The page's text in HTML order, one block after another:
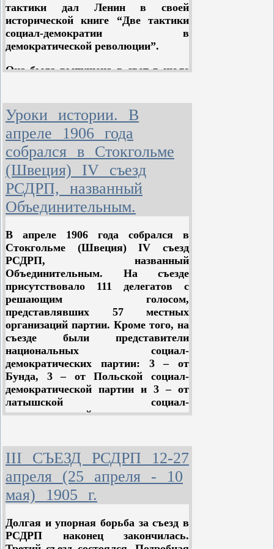
тактики дал Ленин в своей
исторической книге “Две тактики
социал-демократии в
демократической революции”.
Она была выпущена в свет в июле
заглавиям книги, можно было
подумать, что Ленин касается в ней
вопросов тактики только лишь
периода буржуазно-демократической
революции и имеет в виду только
русских меньшевиков. На самом
деле, критикуя тактику
меньшевиков, он разоблачал вместе
с тем тактику международного
тактику марксистов в период
буржуазной революции и проводя
разницу между революцией
буржуазной и революцией
социалистической, – он
сформулировал вместе с тем основы
марксистской тактики в период
перехода от революции буржуазной
к революции социалистической.
Вот основные тактические
положения, развитые Лениным в
его брошюре “Две тактики социал-
демократии в демократической
революции”.
положением, пронизывающим
книгу Ленина, является идея о том,
что пролетариат может и должен
бытьвождем
демократической революции,
руководителем
буржуазно-
демократической революции в
России.
Уроки истории. В
апреле 1906 года
собрался в Стокгольме
(Швеция) IV съезд
РСДРП, названный
Объединительным.
В апреле 1906 года собрался в
Стокгольме (Швеция) IV съезд
РСДРП, названный
Объединительным. На съезде
присутствовало 111 делегатов с
решающим голосом,
представлявших 57 местных
организаций партии. Кроме того, на
съезде были представители
национальных социал-
демократических партии: 3 – от
Бунда, 3 – от Польской социал-
демократической партии и 3 – от
латышской социал-
демократической организации.
большевистских организаций во
время и после декабрьского
восстания не все они могли послать
делегатов. Кроме того, меньшевики
в “дни свободы” 1905 года приняли
в свои ряды массу мелкобуржуазной
интеллигенции, ничего общего не
имевшую с революционным
III СЪЕЗД РСДРП 12-27
апреля (25 апреля - 10
мая) 1905 г.
Долгая и упорная борьба за съезд в
РСДРП наконец закончилась.